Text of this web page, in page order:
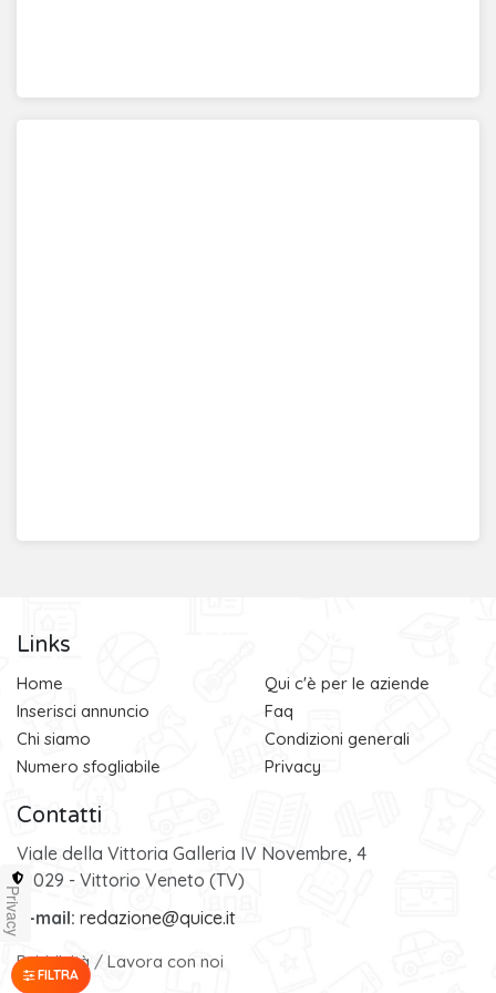
FILTRA
Links
Home
Inserisci annuncio
Chi siamo
Numero sfogliabile
Qui c'è per le aziende
Faq
Condizioni generali
Privacy
Contatti
Viale della Vittoria Galleria IV Novembre, 4
31029 - Vittorio Veneto (TV)
e-mail: redazione@quice.it
Pubblicità / Lavora con noi
Privacy